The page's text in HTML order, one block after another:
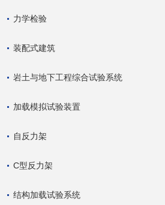
力学检验
装配式建筑
岩土与地下工程综合试验系统
加载模拟试验装置
自反力架
C型反力架
结构加载试验系统